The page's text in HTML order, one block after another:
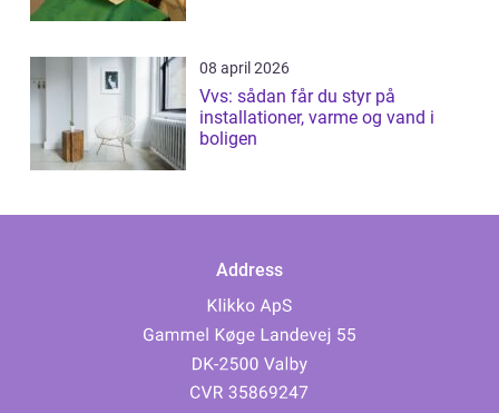
08 april 2026
Vvs: sådan får du styr på
installationer, varme og vand i
boligen
Address